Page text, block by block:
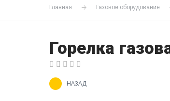
Главная Газовое оборудование
Горелка
НАЗАД